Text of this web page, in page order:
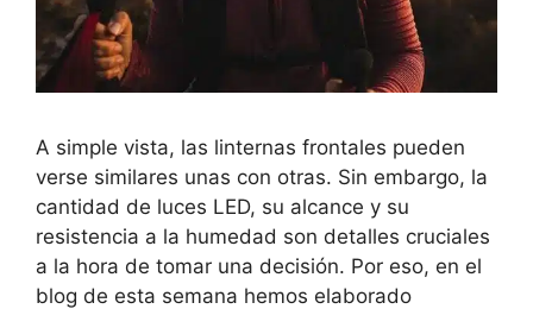
A simple vista, las linternas frontales pueden
verse similares unas con otras. Sin embargo, la
cantidad de luces LED, su alcance y su
resistencia a la humedad son detalles cruciales
a la hora de tomar una decisión. Por eso, en el
blog de esta semana hemos elaborado